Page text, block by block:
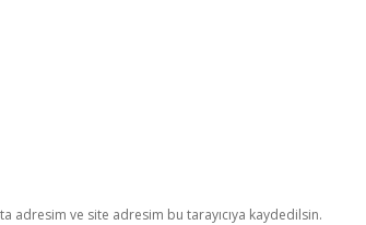
adresim ve site adresim bu tarayıcıya kaydedilsin.